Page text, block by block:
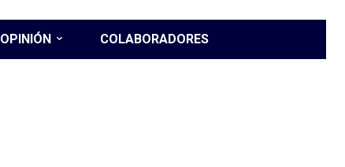
OPINIÓN COLABORADORES